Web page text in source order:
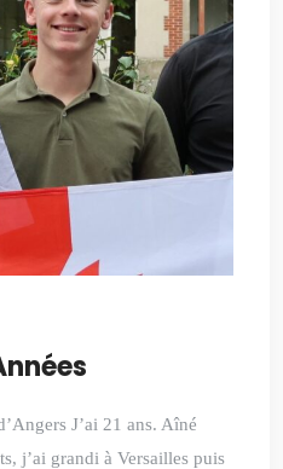
J’ai 21 ans. Aîné
j’ai grandi à Versailles puis